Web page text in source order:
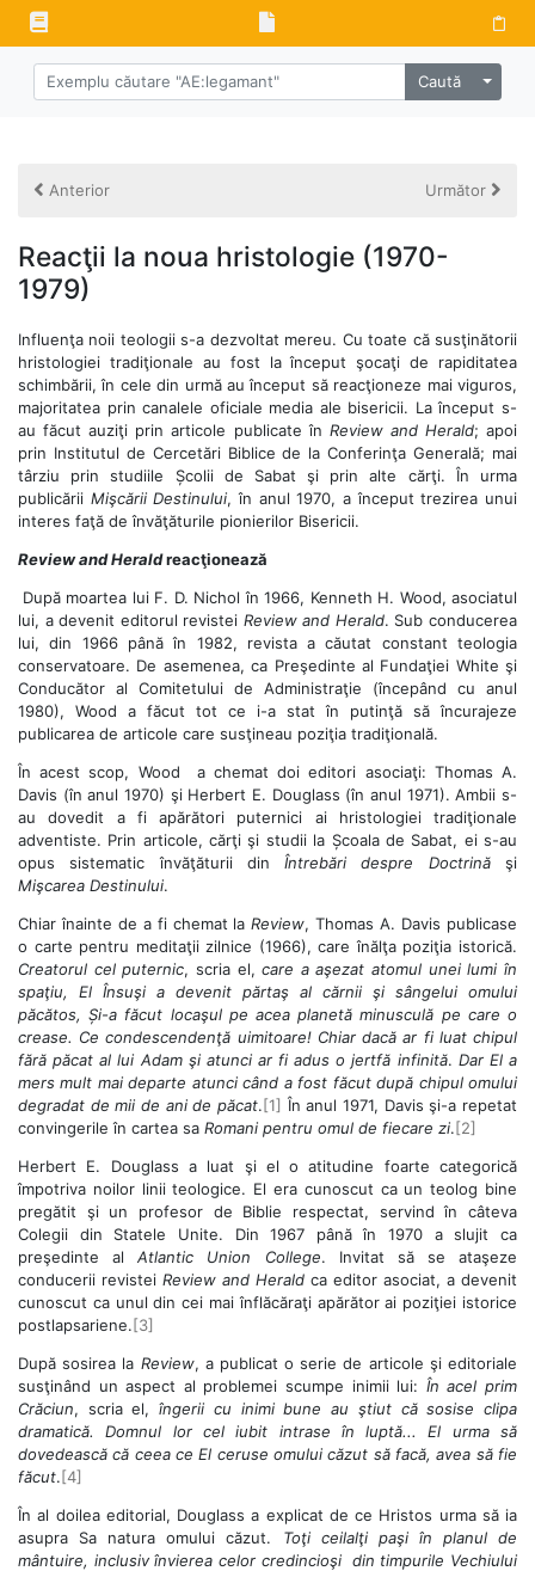
Caută Alege
Anterior Următor
Reacţii la noua hristologie (1970-
1979)
Influenţa noii teologii s-a dezvoltat mereu. Cu toate că susţinătorii
hristologiei tradiţionale au fost la început şocaţi de rapiditatea
schimbării, în cele din urmă au început să reacţioneze mai viguros,
majoritatea prin canalele oficiale media ale bisericii. La început s-
au făcut auziţi prin articole publicate în Review and Herald; apoi
prin Institutul de Cercetări Biblice de la Conferinţa Generală; mai
târziu prin studiile Școlii de Sabat şi prin alte cărţi. În urma
publicării Mişcării Destinului, în anul 1970, a început trezirea unui
interes faţă de învăţăturile pionierilor Bisericii.
Review and Heraldreacţionează
După moartea lui F. D. Nichol în 1966, Kenneth H. Wood, asociatul
lui, a devenit editorul revistei Review and Herald. Sub conducerea
lui, din 1966 până în 1982, revista a căutat constant teologia
conservatoare. De asemenea, ca Preşedinte al Fundaţiei White şi
Conducător al Comitetului de Administraţie (începând cu anul
1980), Wood a făcut tot ce i-a stat în putinţă să încurajeze
publicarea de articole care susţineau poziţia tradiţională.
În acest scop, Wood a chemat doi editori asociaţi: Thomas A.
Davis (în anul 1970) şi Herbert E. Douglass (în anul 1971). Ambii s-
au dovedit a fi apărători puternici ai hristologiei tradiţionale
adventiste. Prin articole, cărţi şi studii la Școala de Sabat, ei s-au
opus sistematic învăţăturii dinÎntrebări despre Doctrinăşi
Mişcarea Destinului.
Chiar înainte de a fi chemat laReview, Thomas A. Davis publicase
o carte pentru meditaţii zilnice (1966), care înălţa poziţia istorică.
Creatorul cel puternic, scria el,care a aşezat atomul unei lumi în
spaţiu, El Însuşi a devenit părtaş al cărnii şi sângelui omului
păcătos, Și-a făcut locaşul pe acea planetă minusculă pe care o
crease. Ce condescendenţă uimitoare! Chiar dacă ar fi luat chipul
fără păcat al lui Adam şi atunci ar fi adus o jertfă infinită. Dar El a
mers mult mai departe atunci când a fost făcut după chipul omului
degradat de mii de ani de păcat.[1] În anul 1971, Davis şi-a repetat
convingerile în cartea sa Romani pentru omul de fiecare zi.[2]
Herbert E. Douglass a luat şi el o atitudine foarte categorică
împotriva noilor linii teologice. El era cunoscut ca un teolog bine
pregătit şi un profesor de Biblie respectat, servind în câteva
Colegii din Statele Unite. Din 1967 până în 1970 a slujit ca
preşedinte alAtlantic Union College. Invitat să se ataşeze
conducerii revistei Review and Herald ca editor asociat, a devenit
cunoscut ca unul din cei mai înflăcăraţi apărător ai poziţiei istorice
postlapsariene.[3]
După sosirea la Review, a publicat o serie de articole şi editoriale
susţinând un aspect al problemei scumpe inimii lui: În acel prim
Crăciun, scria el,îngerii cu inimi bune au ştiut că sosise clipa
dramatică. Domnul lor cel iubit intrase în luptă... El urma să
dovedească că ceea ce El ceruse omului căzut să facă, avea să fie
făcut.[4]
În al doilea editorial, Douglass a explicat de ce Hristos urma să ia
asupra Sa natura omului căzut. Toţi ceilalţi paşi în planul de
mântuire, inclusiv învierea celor credincioşi din timpurile Vechiului